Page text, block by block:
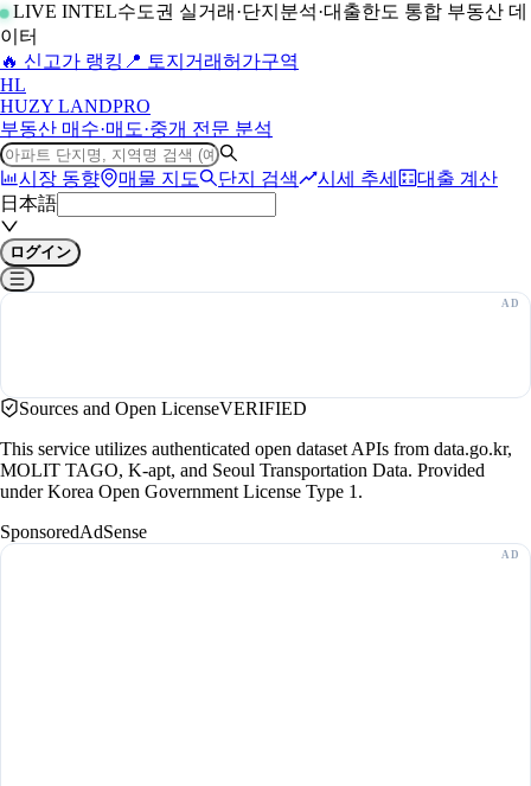
LIVE INTEL수도권 실거래·단지분석·대출한도 통합 부동산 데
이터
🔥 신고가 랭킹 📍 토지거래허가구역
HL
HUZY LANDPRO
부동산 매수·매도·중개 전문 분석
시장 동향 매물 지도 단지 검색 시세 추세
대출 계산
日本語
ログイン
Sources and Open LicenseVERIFIED
This service utilizes authenticated open dataset APIs from data.go.kr,
MOLIT TAGO, K-apt, and Seoul Transportation Data. Provided
under Korea Open Government License Type 1.
SponsoredAdSense